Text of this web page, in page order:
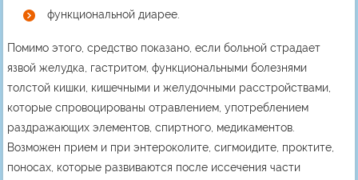
функциональной диарее.
Помимо этого, средство показано, если больной страдает
язвой желудка, гастритом, функциональными болезнями
толстой кишки, кишечными и желудочными расстройствами,
которые спровоцированы отравлением, употреблением
раздражающих элементов, спиртного, медикаментов.
Возможен прием и при энтероколите, сигмоидите, проктите,
поносах, которые развиваются после иссечения части